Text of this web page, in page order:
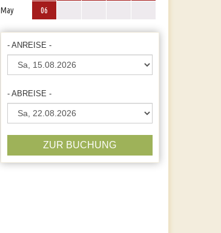
May
06
- ANREISE -
- ABREISE -
ZUR BUCHUNG